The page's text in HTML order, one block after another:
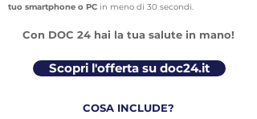
tuo smartphone o PC in meno di 30 secondi.
Con DOC 24 hai la tua salute in mano!
Scopri l'offerta su doc24.it
COSA INCLUDE?